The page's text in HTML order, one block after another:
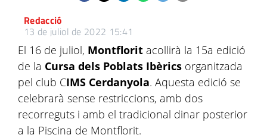
Redacció
13 de juliol de 2022 15:41
El 16 de juliol, Montflorit acollirà la 15a edició
de la Cursa dels Poblats Ibèrics organitzada
pel club CIMS Cerdanyola. Aquesta edició se
celebrarà sense restriccions, amb dos
recorreguts i amb el tradicional dinar posterior
a la Piscina de Montflorit.